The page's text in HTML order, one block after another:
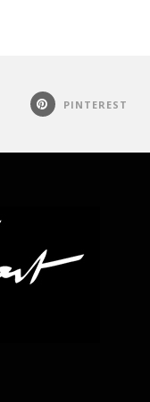
PINTEREST